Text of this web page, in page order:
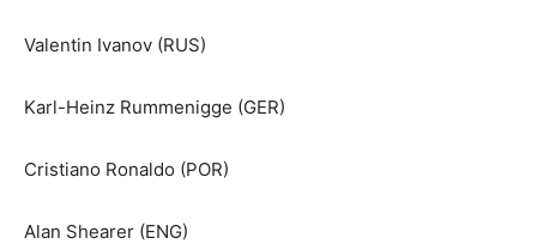
Valentin Ivanov (RUS)
Karl-Heinz Rummenigge (GER)
Cristiano Ronaldo (POR)
Alan Shearer (ENG)